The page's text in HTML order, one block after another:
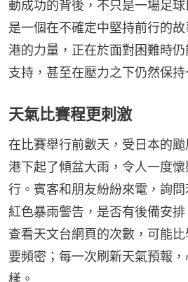
動成功的背後，不只是一場足
是一個在不確定中堅持前行的
港的力量，正在於面對困難時
支持，甚至在壓力之下仍然保持
天氣比賽程更刺激
在比賽舉行前數天，受日本的
港下起了傾盆大雨，令人一度
行。賓客和朋友紛紛來電，詢
紅色暴雨警告，是否有後備安
查看天文台網頁的次數，可能
要頻密；每一次刷新天氣預報
樣。